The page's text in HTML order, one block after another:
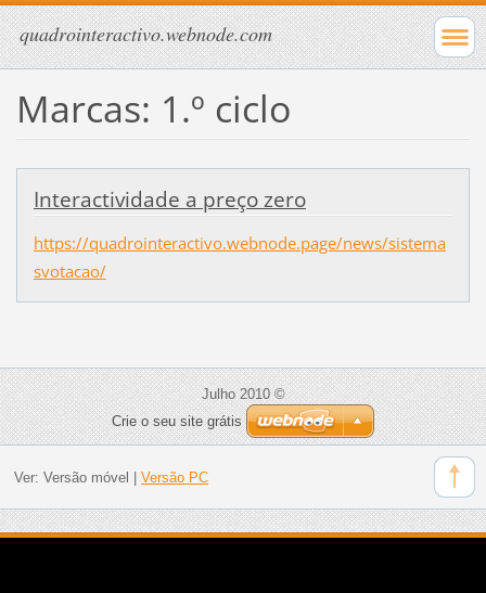
quadrointeractivo.webnode.com
Marcas: 1.º ciclo
Interactividade a preço zero
https://quadrointeractivo.webnode.page/news/sistema
svotacao/
Julho 2010 ©
Crie o seu site grátis
Ver: Versão móvel Versão PC